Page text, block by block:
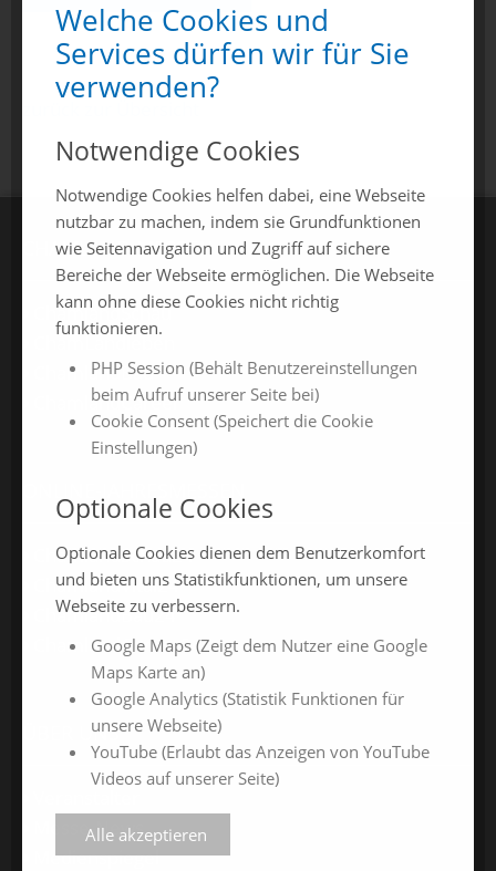
CHAMLAND MESSEN
ChamlandSchau
ChamLandleben
ChamlandBau
ChamlandCareer
ChamlandSchau24
ChamlandVital24
ChamlandBau24
ChamlandCareer24
ÜBER UNS
Messe-News
Medienspiegel
Welche Cookies und
Services dürfen wir für Sie
verwenden?
Notwendige Cookies
Notwendige Cookies helfen dabei, eine Webseite
nutzbar zu machen, indem sie Grundfunktionen
wie Seitennavigation und Zugriff auf sichere
Bereiche der Webseite ermöglichen. Die Webseite
kann ohne diese Cookies nicht richtig
funktionieren.
PHP Session (Behält Benutzereinstellungen
beim Aufruf unserer Seite bei)
Cookie Consent (Speichert die Cookie
Einstellungen)
Optionale Cookies
Optionale Cookies dienen dem Benutzerkomfort
und bieten uns Statistikfunktionen, um unsere
Webseite zu verbessern.
Google Maps (Zeigt dem Nutzer eine Google
Maps Karte an)
Google Analytics (Statistik Funktionen für
unsere Webseite)
YouTube (Erlaubt das Anzeigen von YouTube
Videos auf unserer Seite)
Alle akzeptieren